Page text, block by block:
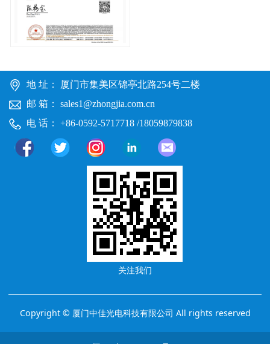
地 址： 厦门市集美区锦亭北路254号二楼
邮 箱： sales1@zhongjia.com.cn
电 话： +86-0592-5717718 /18059879838
关注我们
Copyright © 厦门中佳光电科技有限公司 All rights reserved